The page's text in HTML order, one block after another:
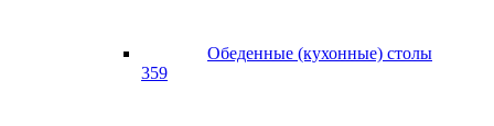
Обеденные (кухонные) столы
359